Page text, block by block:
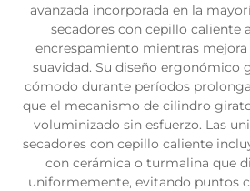
avanzada incorporada en la
secadores con cepillo caliente
encrespamiento mientras
suavidad. Su diseño ergonómico
cómodo durante períodos
que el mecanismo de cilindro
voluminizado sin esfuerzo. Las
secadores con cepillo caliente
con cerámica o turmalina que
uniformemente, evitando puntos